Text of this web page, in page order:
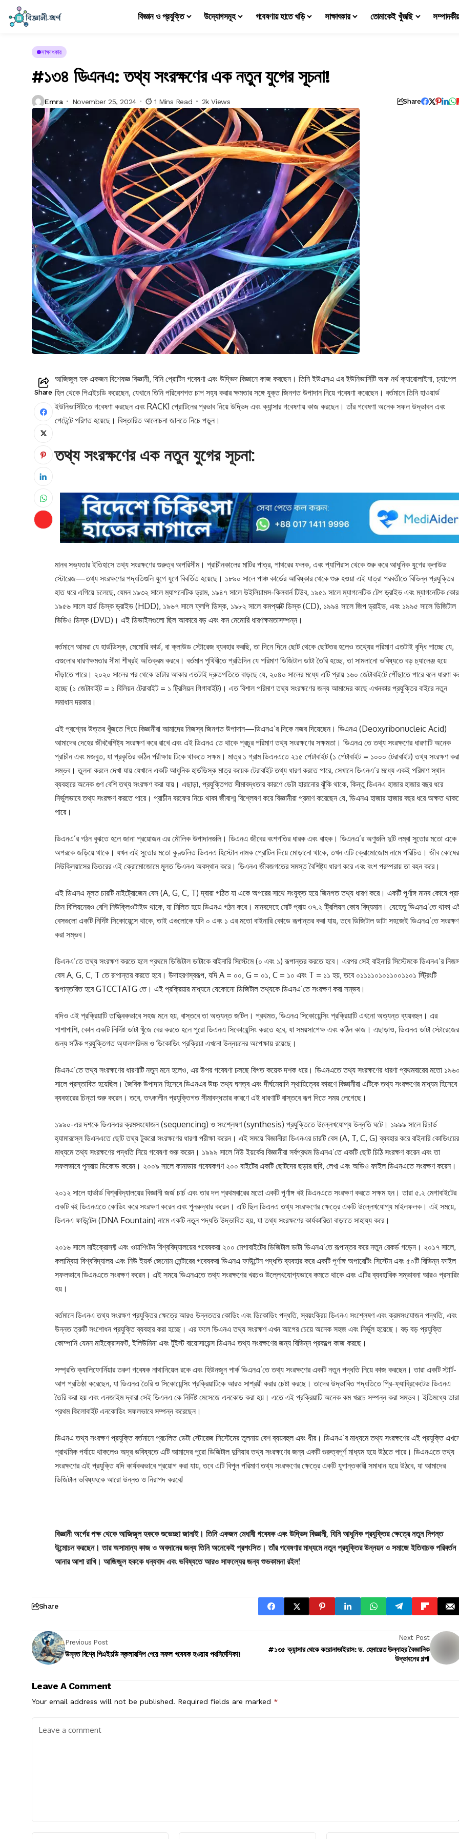
বিজ্ঞান ও প্রযুক্তি উদ্যোগসমূহ গবেষণায় হাতে খড়ি সাক্ষাৎকার তোমাকেই খুঁজছি
সাক্ষাৎকার
#১৩৪ ডিএনএ: তথ্য সংরক্ষণের এক নতুন যুগের সূচনা!
Emra November 25, 2024 1 Mins Read 2k Views Share
Share
আজিজুল হক একজন বিশেষজ্ঞ বিজ্ঞানী, যিনি প্রোটিন গবেষণা এবং উদ্ভিদ বিজ্ঞানে কাজ করছেন। তিনি ইউএসএ এর ইউনিভার্সিটি অফ নর্থ ক্যারোলাইনা, চ্যাপেল
হিল থেকে পিএইচডি করেছেন, যেখানে তিনি পরিবেশগত চাপ সহ্য করার ক্ষমতার সঙ্গে যুক্ত জিনগত উপাদান নিয়ে গবেষণা করেছেন। বর্তমানে তিনি হাওয়ার্ড
ইউনিভার্সিটিতে গবেষণা করছেন এবং RACK1 প্রোটিনের প্রভাব নিয়ে উদ্ভিদ এবং ক্যান্সার গবেষণায় কাজ করছেন। তাঁর গবেষণা অনেক সফল উদ্ভাবন এবং
পেটেন্টে পরিণত হয়েছে। বিস্তারিত আলোচনা জানতে নিচে পড়ুন।
তথ্য সংরক্ষণের এক নতুন যুগের সূচনা:
মানব সভ্যতার ইতিহাসে তথ্য সংরক্ষণের গুরুত্ব অপরিসীম। প্রাচীনকালের মাটির পাত্র, পাথরের ফলক, এবং প্যাপিরাস থেকে শুরু করে আধুনিক যুগের ক্লাউড
স্টোরেজ—তথ্য সংরক্ষণের পদ্ধতিগুলি যুগে যুগে বিবর্তিত হয়েছে। ১৮৯০ সালে পাঞ্চ কার্ডের আবিষ্কার থেকে শুরু হওয়া এই যাত্রা পরবর্তীতে বিভিন্ন প্রযুক্তির
হাত ধরে এগিয়ে চলেছে, যেমন ১৯৩২ সালে ম্যাগনেটিক ড্রাম, ১৯৪৭ সালে উইলিয়ামস-কিলবার্ন টিউব, ১৯৫১ সালে ম্যাগনেটিক টেপ ড্রাইভ এবং ম্যাগনেটিক
১৯৫৬ সালে হার্ড ডিস্ক ড্রাইভ (HDD), ১৯৬৭ সালে ফ্লপি ডিস্ক, ১৯৮২ সালে কমপ্যাক্ট ডিস্ক (CD), ১৯৯৪ সালে জিপ ড্রাইভ, এবং ১৯৯৫ সালে ডিজিটাল
ভিডিও ডিস্ক (DVD)। এই ডিভাইসগুলো ছিল আকারে বড় এবং কম মেমোরি ধারণক্ষমতাসম্পন্ন।
বর্তমানে আমরা যে হার্ডডিস্ক, মেমোরি কার্ড, বা ক্লাউড স্টোরেজ ব্যবহার করছি, তা দিনে দিনে ছোট থেকে ছোটতর হলেও তথ্যের পরিমাণ এতটাই বৃদ্ধি পাচ্ছে যে,
এগুলোর ধারণক্ষমতার সীমা শীঘ্রই অতিক্রম করবে। বর্তমান পৃথিবীতে প্রতিদিন যে পরিমাণ ডিজিটাল ডাটা তৈরি হচ্ছে, তা সামলানো ভবিষ্যতে বড় চ্যালেঞ্জ হয়ে
দাঁড়াতে পারে। ২০২০ সালের পর থেকে ডাটার আকার এতটাই দ্রুতগতিতে বাড়ছে যে, ২০৪০ সালের মধ্যে এটি প্রায় ১৬০ জেটাবাইটে পৌঁছাতে পারে বলে ধারণা
হচ্ছে (১ জেটাবাইট = ১ বিলিয়ন টেরাবাইট = ১ ট্রিলিয়ন গিগাবাইট)। এত বিশাল পরিমাণ তথ্য সংরক্ষণের জন্য আমাদের কাছে এখনকার প্রযুক্তির বাইরে নতুন
সমাধান দরকার।
এই প্রশ্নের উত্তর খুঁজতে গিয়ে বিজ্ঞানীরা আমাদের নিজস্ব জিনগত উপাদান—ডিএনএ’র দিকে নজর দিয়েছেন। ডিএনএ (Deoxyribonucleic Acid)
আমাদের দেহের জীববৈশিষ্ট্য সংরক্ষণ করে রাখে এবং এই ডিএনএ তে থাকে প্রচুর পরিমাণ তথ্য সংরক্ষণের সক্ষমতা। ডিএনএ তে তথ্য সংরক্ষণের ধারণাটি অনেক
প্রাচীন এবং মজবুত, যা প্রকৃতির কঠিন পরীক্ষায় টিকে থাকতে সক্ষম। মাত্র ১ গ্রাম ডিএনএতে ২১৫ পেটাবাইট (১ পেটাবাইট = ১০০০ টেরাবাইট) তথ্য সংরক্ষণ করা
সম্ভব। তুলনা করলে দেখা যায় যেখানে একটি আধুনিক হার্ডডিস্ক মাত্র কয়েক টেরাবাইট তথ্য ধারণ করতে পারে, সেখানে ডিএনএ’র মধ্যে একই পরিমাণ স্থান
ব্যবহারে অনেক গুণ বেশি তথ্য সংরক্ষণ করা যায়। এছাড়া, প্রযুক্তিগত সীমাবদ্ধতার কারণে ডেটা হারানোর ঝুঁকি থাকে, কিন্তু ডিএনএ হাজার হাজার বছর ধরে
নির্ভুলভাবে তথ্য সংরক্ষণ করতে পারে। প্রাচীন বরফের নিচে থাকা জীবাশ্ম বিশ্লেষণ করে বিজ্ঞানীরা প্রমাণ করেছেন যে, ডিএনএ হাজার হাজার বছর ধরে অক্ষত
পারে।
ডিএনএ’র গঠন বুঝতে হলে জানা প্রয়োজন এর মৌলিক উপাদানগুলি। ডিএনএ জীবের বংশগতির ধারক এবং বাহক। ডিএনএ’র অণুগুলি দুটি লম্বা সুতোর মতো একে
অপরকে জড়িয়ে থাকে। যখন এই সুতোর মতো কুণ্ডলিত ডিএনএ হিস্টোন নামক প্রোটিন দিয়ে মোড়ানো থাকে, তখন এটি ক্রোমোজোম নামে পরিচিত। জীব কোষের
নিউক্লিয়াসের ভিতরের এই ক্রোমোজোমে মূলত ডিএনএ অবস্থান করে। ডিএনএ জীবজগতের সমস্ত বৈশিষ্ট্য ধারণ করে এবং বংশ পরম্পরায় তা বহন করে।
এই ডিএনএ মূলত চারটি নাইট্রোজেন বেস (A, G, C, T) দ্বারা গঠিত যা একে অপরের সাথে সংযুক্ত হয়ে জিনগত তথ্য ধারণ করে। একটি পূর্ণাঙ্গ মানব কোষে
তিন বিলিয়নেরও বেশি নিউক্লিওটাইড থাকে, যা মিলিত হয়ে ডিএনএ গঠন করে। মানবদেহে মোট প্রায় ৩৭.২ ট্রিলিয়ন কোষ বিদ্যমান। যেহেতু ডিএনএ’তে থাকা
বেসগুলো একটি নির্দিষ্ট সিকোয়েন্সে থাকে, তাই এগুলোকে যদি ০ এবং ১ এর মতো বাইনারি কোডে রূপান্তর করা যায়, তবে ডিজিটাল ডাটা সহজেই ডিএনএ’তে সংরক্ষণ
করা সম্ভব।
ডিএনএ’তে তথ্য সংরক্ষণ করতে হলে প্রথমে ডিজিটাল ডাটাকে বাইনারি সিস্টেমে (০ এবং ১) রূপান্তর করতে হবে। এরপর সেই বাইনারি সিস্টেমকে ডিএনএ’র
বেস A, G, C, T তে রূপান্তর করতে হবে। উদাহরণস্বরূপ, যদি A = ০০, G = ০১, C = ১০ এবং T = ১১ হয়, তবে ০১১১১০১০১১০০১১০১ স্ট্রিংটি
রূপান্তরিত হবে GTCCTATG তে। এই প্রক্রিয়ার মাধ্যমে যেকোনো ডিজিটাল তথ্যকে ডিএনএ’তে সংরক্ষণ করা সম্ভব।
যদিও এই প্রক্রিয়াটি তাত্ত্বিকভাবে সহজ মনে হয়, বাস্তবে তা অত্যন্ত জটিল। প্রথমত, ডিএনএ সিকোয়েন্সিং প্রক্রিয়াটি এখনো অত্যন্ত ব্যয়বহুল। এর
পাশাপাশি, কোন একটি নির্দিষ্ট ডাটা খুঁজে বের করতে হলে পুরো ডিএনএ সিকোয়েন্সিং করতে হবে, যা সময়সাপেক্ষ এবং কঠিন কাজ। এছাড়াও, ডিএনএ ডাটা স্টোরেজের
জন্য সঠিক প্রযুক্তিগত অ্যালগরিদম ও ডিকোডিং প্রক্রিয়া এখনো উন্নয়নের অপেক্ষায় রয়েছে।
ডিএনএ’তে তথ্য সংরক্ষণের ধারণাটি নতুন মনে হলেও, এর উপর গবেষণা চলছে বিগত কয়েক দশক ধরে। ডিএনএতে তথ্য সংরক্ষণের ধারণা প্রথমবারের মতো
সালে প্রস্তাবিত হয়েছিল। জৈবিক উপাদান হিসেবে ডিএনএর উচ্চ তথ্য ঘনত্ব এবং দীর্ঘমেয়াদি স্থায়িত্বের কারণে বিজ্ঞানীরা এটিকে তথ্য সংরক্ষণের মাধ্যম হিসেবে
ব্যবহারের চিন্তা শুরু করেন। তবে, তৎকালীন প্রযুক্তিগত সীমাবদ্ধতার কারণে এই ধারণাটি বাস্তবে রূপ দিতে সময় লেগেছে।
১৯৯০-এর দশকে ডিএনএর ক্রমসংযোজন (sequencing) ও সংশ্লেষণ (synthesis) প্রযুক্তিতে উল্লেখযোগ্য উন্নতি ঘটে। ১৯৯৯ সালে রিচার্ড
হ্যামারস্লে ডিএনএতে ছোট তথ্য টুকরো সংরক্ষণের ধারণা পরীক্ষা করেন। এই সময়ে বিজ্ঞানীরা ডিএনএর চারটি বেস (A, T, C, G) ব্যবহার করে বাইনারি কোডিংয়ের
মাধ্যমে তথ্য সংরক্ষণের পদ্ধতি নিয়ে গবেষণা শুরু করেন। ১৯৯৯ সালে নিউ ইয়র্কের বিজ্ঞানীরা সর্বপ্রথম ডিএনএ’তে একটি ছোট চিঠি সংরক্ষণ করেন এবং তা
সফলভাবে পুনরায় ডিকোড করেন। ২০০৯ সালে কানাডার গবেষকগণ ২০০ বাইটের একটি ছোটদের ছড়ার ছবি, লেখা এবং অডিও ফাইল ডিএনএতে সংরক্ষণ করেন।
২০১২ সালে হার্ভার্ড বিশ্ববিদ্যালয়ের বিজ্ঞানী জর্জ চার্চ এবং তার দল প্রথমবারের মতো একটি পূর্ণাঙ্গ বই ডিএনএতে সংরক্ষণ করতে সক্ষম হন। তারা ৫.২ মেগাবাইটের
একটি বই ডিএনএতে কোডিং করে সংরক্ষণ করেন এবং পুনরুদ্ধার করেন। এটি ছিল ডিএনএ তথ্য সংরক্ষণের ক্ষেত্রে একটি উল্লেখযোগ্য মাইলফলক। এই সময়ে,
ডিএনএ ফাউন্টেন (DNA Fountain) নামে একটি নতুন পদ্ধতি উদ্ভাবিত হয়, যা তথ্য সংরক্ষণের কার্যকারিতা বাড়াতে সাহায্য করে।
২০১৬ সালে মাইক্রোসফ্ট এবং ওয়াশিংটন বিশ্ববিদ্যালয়ের গবেষকরা ২০০ মেগাবাইটের ডিজিটাল ডাটা ডিএনএ’তে রূপান্তর করে নতুন রেকর্ড গড়েন। ২০১৭ সালে,
কলাম্বিয়া বিশ্ববিদ্যালয় এবং নিউ ইয়র্ক জেনোম সেন্টারের গবেষকরা ডিএনএ ফাউন্টেন পদ্ধতি ব্যবহার করে একটি পূর্ণাঙ্গ অপারেটিং সিস্টেম এবং ৫০টি বিভিন্ন ফাইল
সফলভাবে ডিএনএতে সংরক্ষণ করেন। এই সময়ে ডিএনএতে তথ্য সংরক্ষণের খরচও উল্লেখযোগ্যভাবে কমতে থাকে এবং এটির ব্যবহারিক সম্ভাবনা আরও
হয়।
বর্তমানে ডিএনএ তথ্য সংরক্ষণ প্রযুক্তির ক্ষেত্রে আরও উন্নততর কোডিং এবং ডিকোডিং পদ্ধতি, স্বয়ংক্রিয় ডিএনএ সংশ্লেষণ এবং ক্রমসংযোজন পদ্ধতি, এবং
উন্নত ত্রুটি সংশোধন প্রযুক্তি ব্যবহার করা হচ্ছে। এর ফলে ডিএনএ তথ্য সংরক্ষণ এখন আগের চেয়ে অনেক সহজ এবং নির্ভুল হয়েছে। বড় বড় প্রযুক্তি
কোম্পানি যেমন মাইক্রোসফট, ইলিউমিনা এবং টুইস্ট বায়োসায়েন্স ডিএনএ তথ্য সংরক্ষণের জন্য বিভিন্ন প্রকল্পে কাজ করছে।
সম্প্রতি ক্যালিফোর্নিয়ার তরুণ গবেষক নাথানিয়েল রকে এবং হিউনজুন পার্ক ডিএনএ’তে তথ্য সংরক্ষণের একটি নতুন পদ্ধতি নিয়ে কাজ করছেন। তারা একটি স্টার্ট-
আপ প্রতিষ্ঠা করেছেন, যা ডিএনএ তৈরি ও সিকোয়েন্সিং প্রক্রিয়াটিকে আরও সাশ্রয়ী করার চেষ্টা করছে। তাদের উদ্ভাবিত পদ্ধতিতে প্রি-ফ্যাব্রিকেটেড ডিএনএ
তৈরি করা হয় এবং এনজাইম দ্বারা সেই ডিএনএ কে নির্দিষ্ট মেসেজে এনকোড করা হয়। এতে এই প্রক্রিয়াটি অনেক কম খরচে সম্পন্ন করা সম্ভব। ইতিমধ্যে তারা
প্রথম কিলোবাইট এনকোডিং সফলভাবে সম্পন্ন করেছেন।
ডিএনএ তথ্য সংরক্ষণ প্রযুক্তি বর্তমানে প্রচলিত ডেটা স্টোরেজ সিস্টেমের তুলনায় বেশ ব্যয়বহুল এবং ধীর। ডিএনএ’র মাধ্যমে তথ্য সংরক্ষণের এই প্রযুক্তি
প্রাথমিক পর্যায়ে থাকলেও অদূর ভবিষ্যতে এটি আমাদের পুরো ডিজিটাল দুনিয়ার তথ্য সংরক্ষণের জন্য একটি গুরুত্বপূর্ণ মাধ্যম হয়ে উঠতে পারে। ডিএনএতে তথ্য
সংরক্ষণের এই প্রযুক্তি যদি কার্যকরভাবে প্রয়োগ করা যায়, তবে এটি বিপুল পরিমাণ তথ্য সংরক্ষণের ক্ষেত্রে একটি যুগান্তকারী সমাধান হয়ে উঠবে, যা আমাদের
ডিজিটাল ভবিষ্যৎকে আরো উন্নত ও নিরাপদ করবে!
বিজ্ঞানী অর্গের পক্ষ থেকে আজিজুল হককে শুভেচ্ছা জানাই। তিনি একজন মেধাবী গবেষক এবং উদ্ভিদ বিজ্ঞানী, যিনি আধুনিক প্রযুক্তির ক্ষেত্রে নতুন দিগন্ত
উন্মোচন করছেন। তার অসামান্য কাজ ও অবদানের জন্য তিনি অনেকেই প্রশংসিত। তাঁর গবেষণার মাধ্যমে নতুন প্রযুক্তির উন্নয়ন ও সমাজে ইতিবাচক পরিবর্তন
আনার আশা রাখি। আজিজুল হককে ধন্যবাদ এবং ভবিষ্যতে আরও সাফল্যের জন্য শুভকামনা রইল!
Share
Previous Post
উন্নত বিশ্বে পিএইচডি স্কলারশিপ পেয়ে সফল গবেষক হওয়ার পথনির্দেশিকা!
Next Post
#১৩৫ ক্যান্সার থেকে করোনাভাইরাস: ড. হেমায়েত উল্লাহর বৈজ্ঞানিক
উদ্ভাবনের গল্প!
Leave A Comment
Your email address will not be published. Required fields are marked *